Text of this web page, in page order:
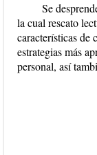
Se
la cual rescato
características de
estrategias más
personal, así